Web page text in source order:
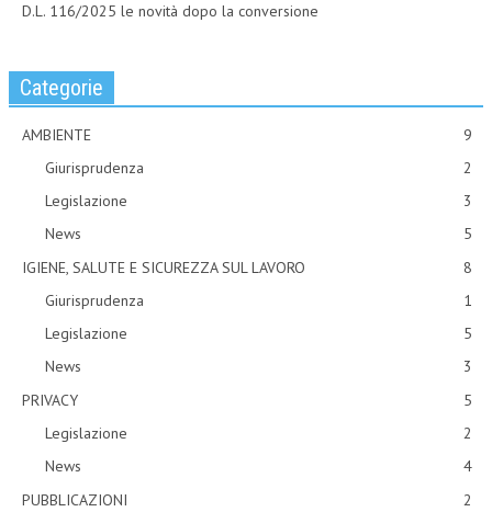
D.L. 116/2025 le novità dopo la conversione
Categorie
AMBIENTE
9
Giurisprudenza
2
Legislazione
3
News
5
IGIENE, SALUTE E SICUREZZA SUL LAVORO
8
Giurisprudenza
1
Legislazione
5
News
3
PRIVACY
5
Legislazione
2
News
4
PUBBLICAZIONI
2